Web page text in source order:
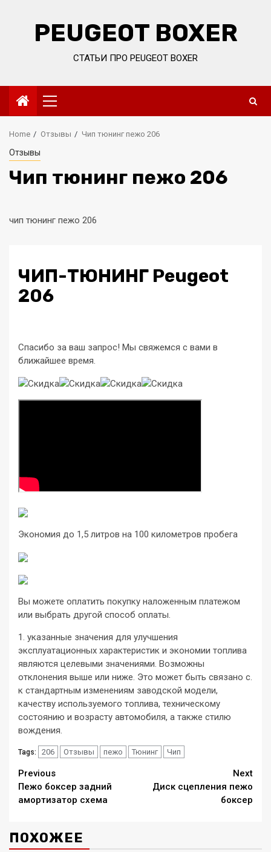
PEUGEOT BOXER
СТАТЬИ ПРО PEUGEOT BOXER
Primary
Menu
Home Отзывы Чип тюнинг пежо 206
Отзывы
Чип тюнинг пежо 206
чип тюнинг пежо 206
ЧИП-ТЮНИНГ Peugeot
206
Спасибо за ваш запрос! Мы свяжемся с вами в
ближайшее время.
Экономия до 1,5 литров на 100 километров пробега
Вы можете оплатить покупку наложенным платежом
или выбрать другой способ оплаты.
1. указанные значения для улучшения
эксплуатационных характеристик и экономии топлива
являются целевыми значениями. Возможны
отклонения выше или ниже. Это может быть связано с.
к стандартным изменениям заводской модели,
качеству используемого топлива, техническому
состоянию и возрасту автомобиля, а также стилю
вождения.
Tags: 206 Отзывы пежо Тюнинг Чип
Continue
Reading
Previous
Пежо боксер задний
амортизатор схема
Next
Диск сцепления пежо
боксер
ПОХОЖЕЕ